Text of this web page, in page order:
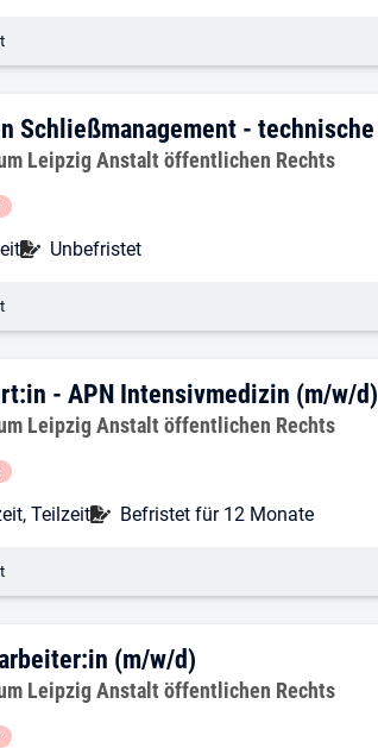
Schließmanagement -
Leipzig Anstalt öffentlichen Rechts
Befristung:
Unbefristet
Pflegeexpert:in - APN
- APN Intensivmedizin (m/w/d)
Leipzig Anstalt öffentlichen Rechts
Teilzeit Befristung:
Befristet für 12 Monate
Gartenfacharbeiter:in (m/
(m/w/d)
Leipzig Anstalt öffentlichen Rechts